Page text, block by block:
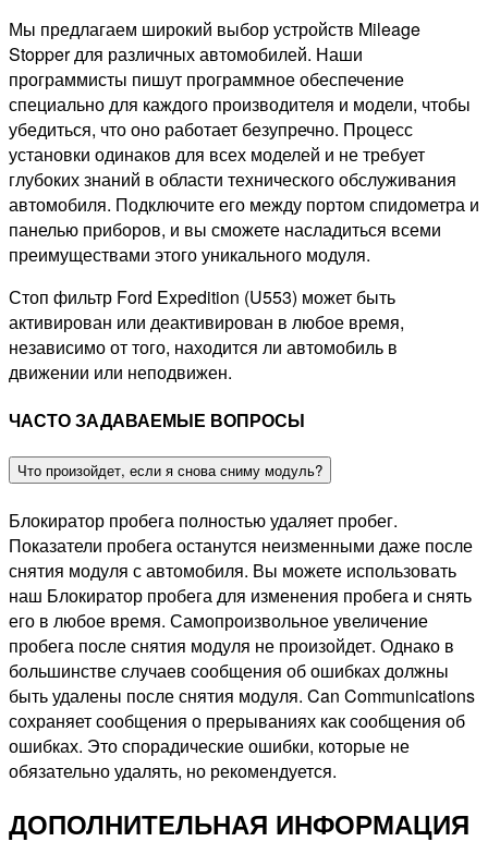
Мы предлагаем широкий выбор устройств Mileage
Stopper для различных автомобилей. Наши
программисты пишут программное обеспечение
специально для каждого производителя и модели, чтобы
убедиться, что оно работает безупречно. Процесс
установки одинаков для всех моделей и не требует
глубоких знаний в области технического обслуживания
автомобиля. Подключите его между портом спидометра и
панелью приборов, и вы сможете насладиться всеми
преимуществами этого уникального модуля.
Стоп фильтр Ford Expedition (U553) может быть
активирован или деактивирован в любое время,
независимо от того, находится ли автомобиль в
движении или неподвижен.
ЧАСТО ЗАДАВАЕМЫЕ ВОПРОСЫ
Что произойдет, если я снова сниму модуль?
Блокиратор пробега полностью удаляет пробег.
Показатели пробега останутся неизменными даже после
снятия модуля с автомобиля. Вы можете использовать
наш Блокиратор пробега для изменения пробега и снять
его в любое время. Самопроизвольное увеличение
пробега после снятия модуля не произойдет. Однако в
большинстве случаев сообщения об ошибках должны
быть удалены после снятия модуля. Can Communications
сохраняет сообщения о прерываниях как сообщения об
ошибках. Это спорадические ошибки, которые не
обязательно удалять, но рекомендуется.
ДОПОЛНИТЕЛЬНАЯ ИНФОРМАЦИЯ